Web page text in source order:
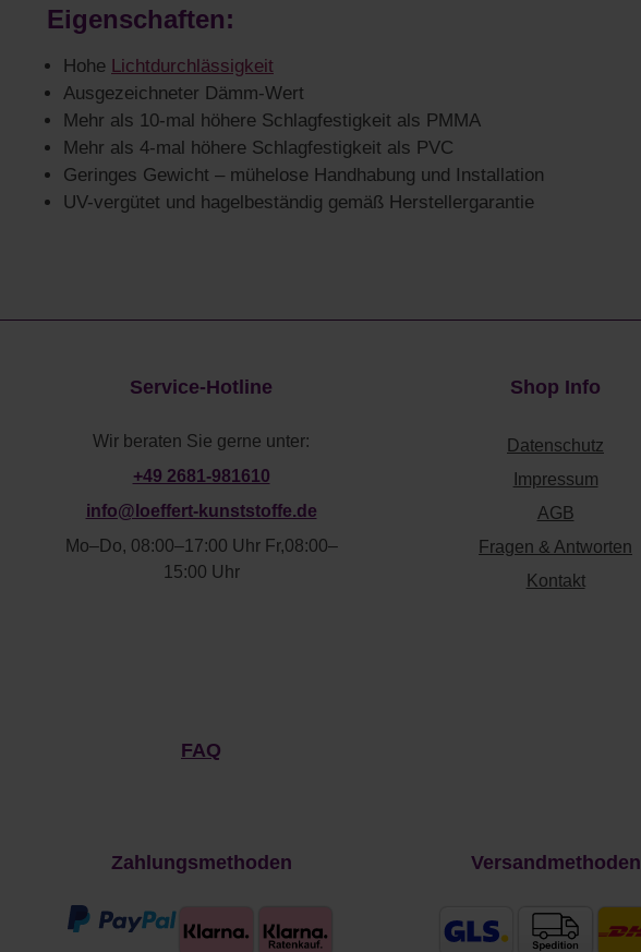
Eigenschaften:
Hohe Lichtdurchlässigkeit
Ausgezeichneter Dämm-Wert
Mehr als 10-mal höhere Schlagfestigkeit als PMMA
Mehr als 4-mal höhere Schlagfestigkeit als PVC
Geringes Gewicht – mühelose Handhabung und Installation
UV-vergütet und hagelbeständig gemäß Herstellergarantie
Service-Hotline
Wir beraten Sie gerne unter:
+49 2681-981610
info@loeffert-kunststoffe.de
Mo–Do, 08:00–17:00 UhrFr,08:00–
15:00 Uhr
Shop Info
Datenschutz
Impressum
AGB
Fragen & Antworten
Kontakt
FAQ
Zahlungsmethoden Versandmethoden